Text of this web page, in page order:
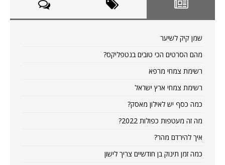
שמן קיק לשיער
מהם הסרטים הכי טובים בנטפליקס?
רשימת צמחי מרפא
רשימת צמחי ארץ ישראל
כמה כסף יש לאילון מאסק?
מה זה מעטפות כפולות 2022?
איך להירדם מהר?
כמה זמן תינוק בן חודשיים צריך לישון